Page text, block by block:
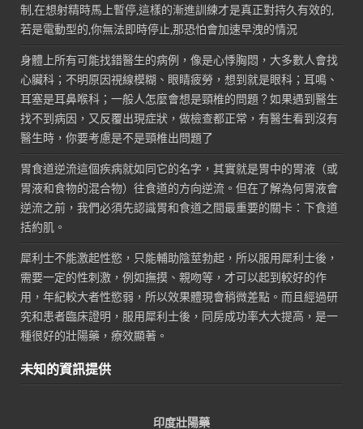
制,在想射精時馬上暫停,這樣的漸進訓練才是真正對持久有效的,
若是電動型的,你無法即時停止,那恐怕會加速早洩的情況
身體上所有可能找錯醫生的病例，像是心悸胸悶，大多數人會找
心臟科；不明原因視線模糊、眼睛疲勞，想到就是眼科；耳鳴、
耳塞是耳鼻喉科；一般人怎麼會想是頸椎的問題？如果遇到醫生
找不到病因，又反覆出現症狀，做檢查都正常，有醫生看到沒有
醫生時，你要考慮是不是頸椎出問題了
胃食道逆流這個疾病就如同它的名字，其實就是胃中的胃液（或
胃液和食物的混合物）往食道的方向逆流。但在了解為何胃液會
逆流之前，我們必須先認識胃和食道之間最重要的關卡：下食道
括約肌。
犀利士不能激起性慾，只能輔助陰莖勃起，所以服用犀利士後，
需要一定的性刺激，例如撫摸、親吻等，才可以起到較好的作
用，年紀較大者性慾弱，所以效果體現會稍微差點。而且經過研
究和患者臨床證明，服用犀利士後，同房成功率大大提高，是一
種很好的壯陽藥，療效顯著。
未知的資訊提供
印度壯陽藥